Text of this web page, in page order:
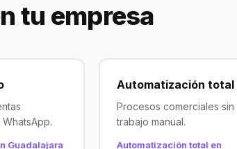
tu empresa
Guadalajara
Automatización total
Procesos comerciales sin
trabajo manual.
Automatización total en